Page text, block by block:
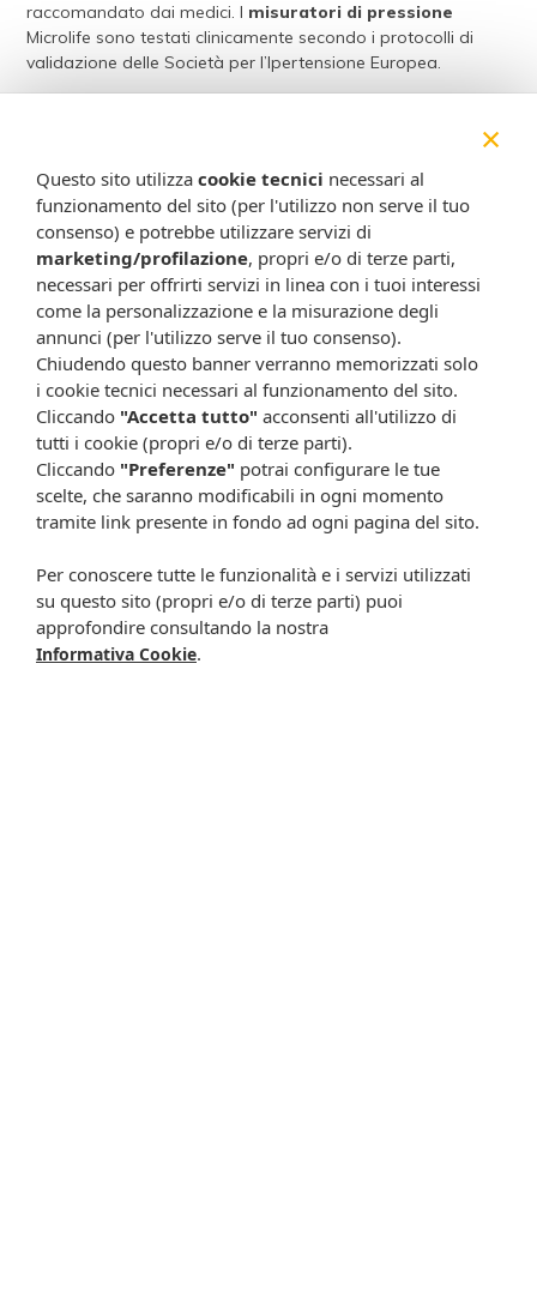
raccomandato dai medici. I misuratori di pressione
Microlife sono testati clinicamente secondo i protocolli di
validazione delle Società per l’Ipertensione Europea.
Recensioni certificate
×
Questo sito utilizza cookie tecnici necessari al
funzionamento del sito (per l'utilizzo non serve il tuo
consenso) e potrebbe utilizzare servizi di
marketing/profilazione, propri e/o di terze parti,
necessari per offrirti servizi in linea con i tuoi interessi
come la personalizzazione e la misurazione degli
annunci (per l'utilizzo serve il tuo consenso).
Chiudendo questo banner verranno memorizzati solo
i cookie tecnici necessari al funzionamento del sito.
Cliccando "Accetta tutto" acconsenti all'utilizzo di
tutti i cookie (propri e/o di terze parti).
Cliccando "Preferenze" potrai configurare le tue
scelte, che saranno modificabili in ogni momento
tramite link presente in fondo ad ogni pagina del sito.
Per conoscere tutte le funzionalità e i servizi utilizzati
su questo sito (propri e/o di terze parti) puoi
approfondire consultando la nostra
Informativa Cookie.